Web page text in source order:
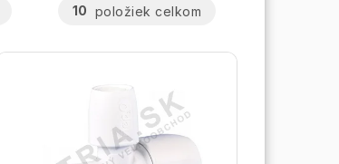
10 položiek celkom